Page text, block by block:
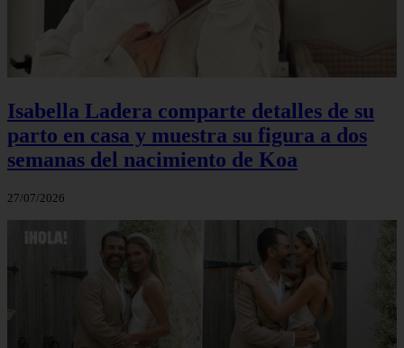
Isabella Ladera comparte detalles de su
parto en casa y muestra su figura a dos
semanas del nacimiento de Koa
27/07/2026